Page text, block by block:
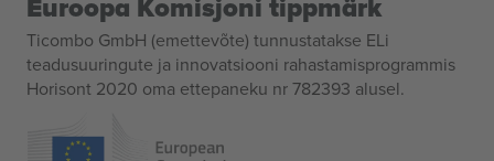
Euroopa Komisjoni tippmärk
Ticombo GmbH (emettevõte) tunnustatakse ELi
teadusuuringute ja innovatsiooni rahastamisprogrammis
Horisont 2020 oma ettepaneku nr 782393 alusel.